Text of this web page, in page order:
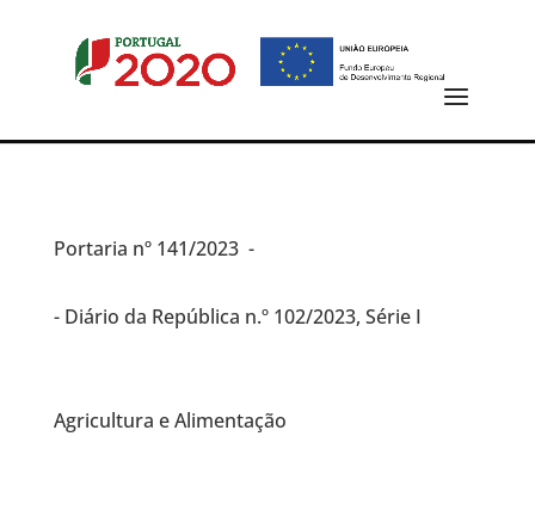
Portaria nº 141/2023 -
- Diário da República n.º 102/2023, Série I
Agricultura e Alimentação